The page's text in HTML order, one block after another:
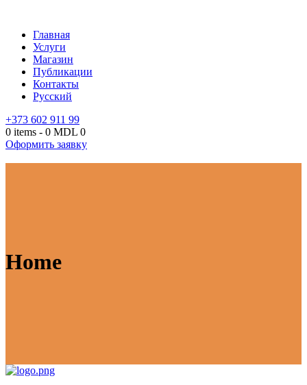
Главная
Услуги
Магазин
Публикации
Контакты
Русский
+373 602 911 99
0 items - 0 MDL 0
Оформить заявку
Home